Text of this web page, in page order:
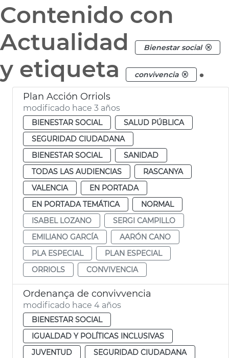
Contenido con
Actualidad
Bienestar social
y etiqueta convivencia .
Plan Acción Orriols
modificado hace 3 años
BIENESTAR SOCIAL
SALUD PÚBLICA
SEGURIDAD CIUDADANA
BIENESTAR SOCIAL
SANIDAD
TODAS LAS AUDIENCIAS
RASCANYA
VALENCIA
EN PORTADA
EN PORTADA TEMÁTICA
NORMAL
ISABEL LOZANO
SERGI CAMPILLO
EMILIANO GARCÍA
AARÓN CANO
PLA ESPECIAL
PLAN ESPECIAL
ORRIOLS
CONVIVENCIA
Ordenança de convivvencia
modificado hace 4 años
BIENESTAR SOCIAL
IGUALDAD Y POLÍTICAS INCLUSIVAS
JUVENTUD
SEGURIDAD CIUDADANA